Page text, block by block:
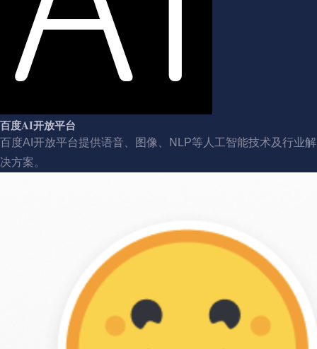
百度AI开放平台
百度AI开放平台提供语音、图像、NLP等人工智能技术及行业解
决方案。